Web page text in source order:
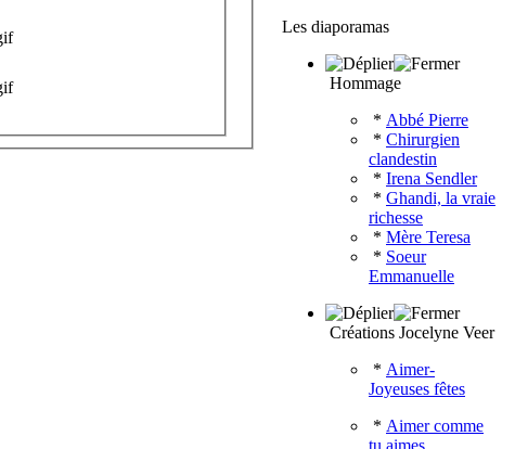
Les diaporamas
Hommage
* Abbé Pierre
* Chirurgien
clandestin
* Irena Sendler
* Ghandi, la vraie
richesse
* Mère Teresa
* Soeur
Emmanuelle
Créations Jocelyne Veer
* Aimer-
Joyeuses fêtes
* Aimer comme
tu aimes